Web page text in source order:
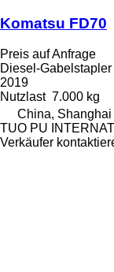
Komatsu FD70
Preis auf Anfrage
Diesel-Gabelstapler
2019
Nutzlast 7.000 kg
China, Shanghai
TUO PU
Verkäufer